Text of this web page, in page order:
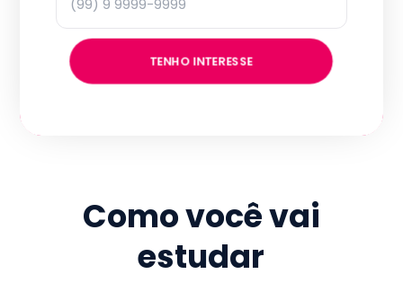
TENHO INTERESSE
Como você vai
estudar